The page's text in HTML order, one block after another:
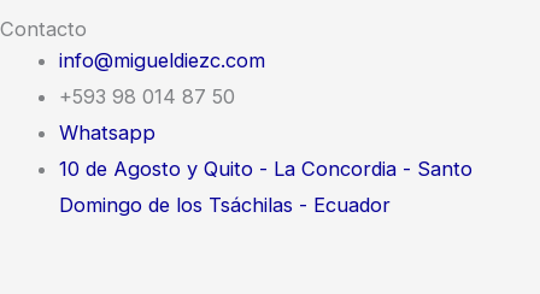
Contacto
info@migueldiezc.com
+593 98 014 87 50
Whatsapp
10 de Agosto y Quito - La Concordia - Santo
Domingo de los Tsáchilas - Ecuador